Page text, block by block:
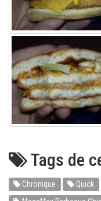
Tags de
Chronique Quick